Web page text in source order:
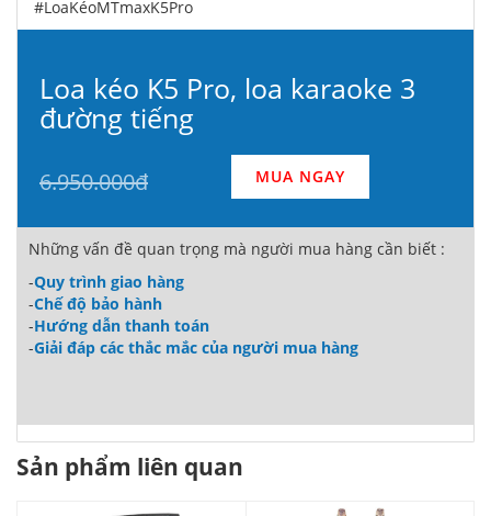
#LoaKéoMTmaxK5Pro
Loa kéo K5 Pro, loa karaoke 3
đường tiếng
6.950.000đ MUA NGAY
Những vấn đề quan trọng mà người mua hàng cần biết :
-Quy trình giao hàng
-Chế độ bảo hành
-Hướng dẫn thanh toán
-Giải đáp các thắc mắc của người mua hàng
Sản phẩm liên quan